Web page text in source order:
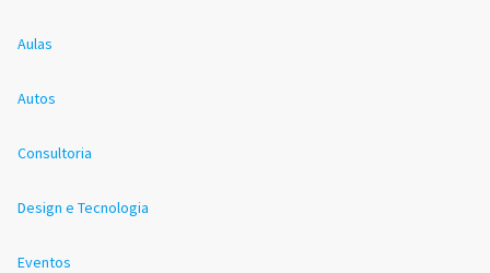
Aulas
Autos
Consultoria
Design e Tecnologia
Eventos